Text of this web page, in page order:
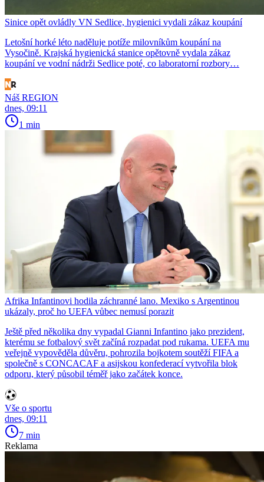
Sinice opět ovládly VN Sedlice, hygienici vydali zákaz koupání
Letošní horké léto naděluje potíže milovníkům koupání na
Vysočině. Krajská hygienická stanice opětovně vydala zákaz
koupání ve vodní nádrži Sedlice poté, co laboratorní rozbory…
Náš REGION
dnes, 09:11
1 min
Afrika Infantinovi hodila záchranné lano. Mexiko s Argentinou
ukázaly, proč ho UEFA vůbec nemusí porazit
Ještě před několika dny vypadal Gianni Infantino jako prezident,
kterému se fotbalový svět začíná rozpadat pod rukama. UEFA mu
veřejně vypověděla důvěru, pohrozila bojkotem soutěží FIFA a
společně s CONCACAF a asijskou konfederací vytvořila blok
odporu, který působil téměř jako začátek konce.
Vše o sportu
dnes, 09:11
7 min
Reklama